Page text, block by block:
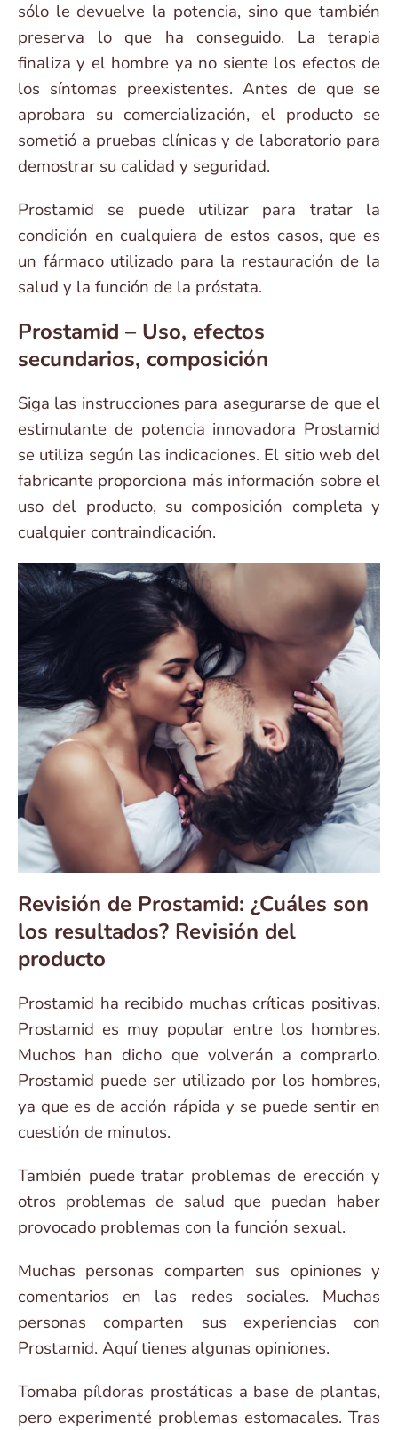
sólo le devuelve la potencia, sino que también
preserva lo que ha conseguido. La terapia
finaliza y el hombre ya no siente los efectos de
los síntomas preexistentes. Antes de que se
aprobara su comercialización, el producto se
sometió a pruebas clínicas y de laboratorio para
demostrar su calidad y seguridad.
Prostamid se puede utilizar para tratar la
condición en cualquiera de estos casos, que es
un fármaco utilizado para la restauración de la
salud y la función de la próstata.
Prostamid – Uso, efectos
secundarios, composición
Siga las instrucciones para asegurarse de que el
estimulante de potencia innovadora Prostamid
se utiliza según las indicaciones. El sitio web del
fabricante proporciona más información sobre el
uso del producto, su composición completa y
cualquier contraindicación.
Revisión de Prostamid: ¿Cuáles son
los resultados? Revisión del
producto
Prostamid ha recibido muchas críticas positivas.
Prostamid es muy popular entre los hombres.
Muchos han dicho que volverán a comprarlo.
Prostamid puede ser utilizado por los hombres,
ya que es de acción rápida y se puede sentir en
cuestión de minutos.
También puede tratar problemas de erección y
otros problemas de salud que puedan haber
provocado problemas con la función sexual.
Muchas personas comparten sus opiniones y
comentarios en las redes sociales. Muchas
personas comparten sus experiencias con
Prostamid. Aquí tienes algunas opiniones.
Tomaba píldoras prostáticas a base de plantas,
pero experimenté problemas estomacales. Tras